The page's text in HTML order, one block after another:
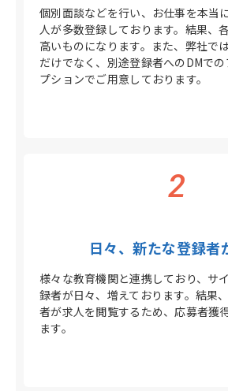
個別面談などを行い、お仕事を本当
人が多数登録しております。結果、
高いものになります。また、弊社で
だけでなく、別途登録者へのDMで
プションでご用意しております。
2
日々、新たな登録者
様々な教育機関と連携しており、サ
録者が日々、増えております。結果
者が求人を閲覧するため、応募者獲
ます。